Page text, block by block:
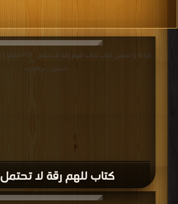
كتاب للهم رقة لا تحتمل PDF
قراءة و تحميل كتاب كتاب للهم رقة لا تحتمل PDF مجانا | مكتبة >
التحميل : مرة/مرات